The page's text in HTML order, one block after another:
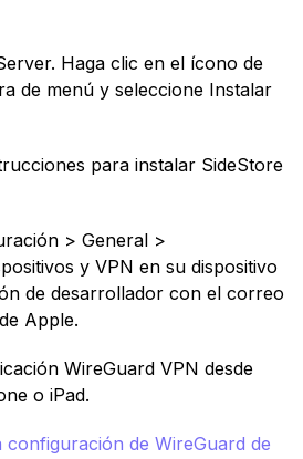
Haga clic en el ícono de
de menú y seleccione Instalar
para instalar SideStore
> General >
y VPN en su dispositivo
de desarrollador con el correo
Apple.
WireGuard VPN desde
o iPad.
configuración de WireGuard de